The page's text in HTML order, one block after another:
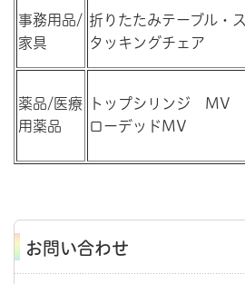
事務用品/
家具
折りたたみテーブル・ス
タッキングチェア
薬品/医療
用薬品
トップシリンジ MV
ローデッドMV
お問い合わせ